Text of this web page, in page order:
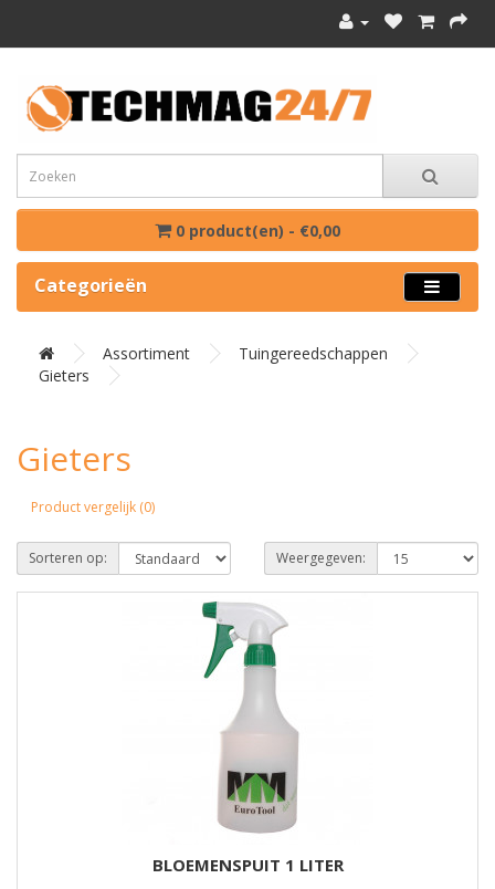
0 product(en) - €0,00
Categorieën
Assortiment
Tuingereedschappen
Gieters
Gieters
Product vergelijk (0)
Sorteren op: Weergegeven:
BLOEMENSPUIT 1 LITER